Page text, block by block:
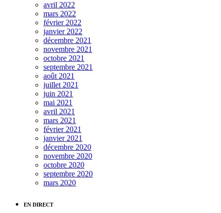
avril 2022
mars 2022
février 2022
janvier 2022
décembre 2021
novembre 2021
octobre 2021
septembre 2021
août 2021
juillet 2021
juin 2021
mai 2021
avril 2021
mars 2021
février 2021
janvier 2021
décembre 2020
novembre 2020
octobre 2020
septembre 2020
mars 2020
EN DIRECT